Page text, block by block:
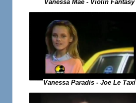
Vanessa Mae - Violin Fantasy
Vanessa Paradis - Joe Le Taxi